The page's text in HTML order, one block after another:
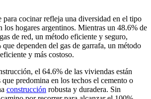
para cocinar refleja una diversidad en el tipo
los hogares argentinos. Mientras un 48.6% de
de red, un método eficiente y seguro,
dependen del gas de garrafa, un método
y más costoso.
el 64.6% de las viviendas están
que predomina en los techos el cemento o
construcción robusta y duradera. Sin